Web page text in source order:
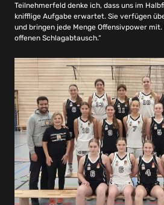
Teilnehmerfeld denke ich, dass uns im
knifflige Aufgabe erwartet. Sie verfügen
und bringen jede Menge Offensivpower
offenen Schlagabtausch.“